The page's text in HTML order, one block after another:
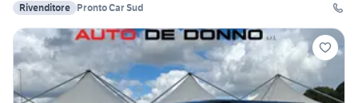
Rivenditore Pronto Car Sud